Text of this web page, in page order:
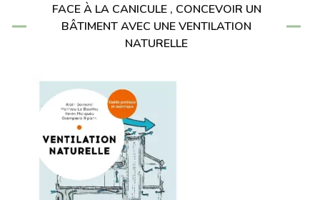
FACE À LA CANICULE , CONCEVOIR UN
BÂTIMENT AVEC UNE VENTILATION
NATURELLE